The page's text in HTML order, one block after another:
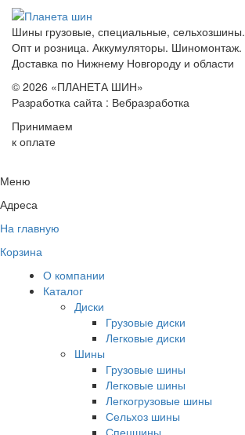
Шины грузовые, специальные, сельхозшины.
Опт и розница. Аккумуляторы. Шиномонтаж.
Доставка по Нижнему Новгороду и области
© 2026 «ПЛАНЕТА ШИН»
Разработка сайта : Вебразработка
Принимаем
к оплате
Меню
Адреса
На главную
Корзина
О компании
Каталог
Диски
Грузовые диски
Легковые диски
Шины
Грузовые шины
Легковые шины
Легкогрузовые шины
Сельхоз шины
Спецшины